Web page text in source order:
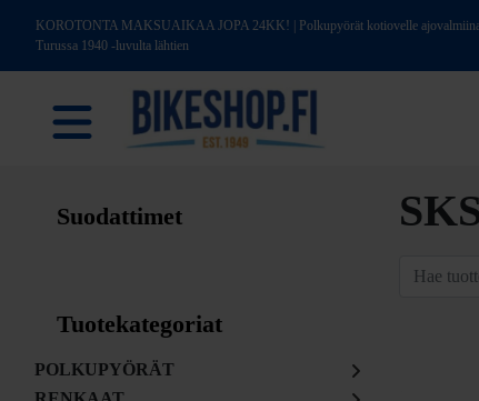
KOROTONTA MAKSUAIKAA JOPA 24KK! | Polkupyörät kotiovelle ajovalmiina
Turussa 1940 -luvulta lähtien
Suodattimet
Tuotekategoriat
POLKUPYÖRÄT